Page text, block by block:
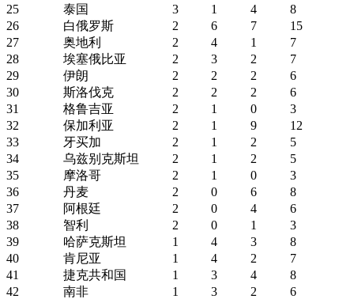
25
泰国 3 1 4
8
26
白俄罗斯 2 6 7
15
27
奥地利 2 4 1
7
28
埃塞俄比亚 2 3 2
7
29
伊朗 2 2 2
6
30
斯洛伐克 2 2 2
6
31
格鲁吉亚 2 1 0
3
32
保加利亚 2 1 9
12
33
牙买加 2 1 2
5
34
乌兹别克斯坦 2 1 2
5
35
摩洛哥 2 1 0
3
36
丹麦 2 0 6
8
37
阿根廷 2 0 4
6
38
智利 2 0 1
3
39
哈萨克斯坦 1 4 3
8
40
肯尼亚 1 4 2
7
41
捷克共和国 1 3 4
8
42
南非 1 3 2
6